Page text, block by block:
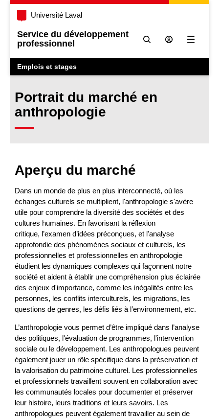
Université Laval
Service du développement
professionnel
Ouvrir
Emplois et stages
Portrait du marché en
anthropologie
Aperçu du marché
Dans un monde de plus en plus interconnecté, où les
échanges culturels se multiplient, l'anthropologie s'avère
utile pour comprendre la diversité des sociétés et des
cultures humaines. En favorisant la réflexion
critique, l’examen d’idées préconçues, et l'analyse
approfondie des phénomènes sociaux et culturels, les
professionnelles et professionnelles en anthropologie
étudient les dynamiques complexes qui façonnent notre
société et aident à établir une compréhension plus éclairée
des enjeux d'importance, comme les inégalités entre les
personnes, les conflits interculturels, les migrations, les
questions de genres, les défis liés à l’environnement, etc.
L’anthropologie vous permet d’être impliqué dans l’analyse
des politiques, l'évaluation de programmes, l'intervention
sociale ou le développement. Les anthropologues peuvent
également jouer un rôle spécifique dans la préservation et
la valorisation du patrimoine culturel. Les professionnelles
et professionnels travaillent souvent en collaboration avec
les communautés locales pour documenter et préserver
leur histoire, leurs traditions et leurs savoirs. Les
anthropologues peuvent également travailler au sein de